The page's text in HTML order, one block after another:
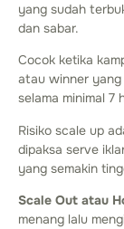
yang sudah
dan sabar.
Cocok ketika
atau winner yang
selama minimal
Risiko scale up
dipaksa serve
yang semakin
Scale Out atau
menang lalu